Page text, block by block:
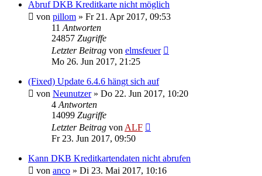
Abruf DKB Kreditkarte nicht möglich
von pillom » Fr 21. Apr 2017, 09:53
11 Antworten
24857 Zugriffe
Letzter Beitrag von elmsfeuer
Mo 26. Jun 2017, 21:25
(Fixed) Update 6.4.6 hängt sich auf
von Neunutzer» Do 22. Jun 2017, 10:20
4 Antworten
14099 Zugriffe
Letzter Beitrag von ALF
Fr 23. Jun 2017, 09:50
Kann DKB Kreditkartendaten nicht abrufen
von anco » Di 23. Mai 2017, 10:16